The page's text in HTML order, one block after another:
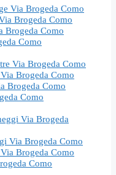
Via Brogeda Como
Brogeda Como
Brogeda Como
Como
Via Brogeda Como
Brogeda Como
Brogeda Como
Como
Via Brogeda
Via Brogeda Como
Brogeda Como
Como